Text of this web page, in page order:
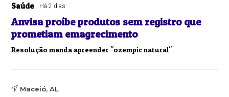
Saúde Há 2 dias
Anvisa proíbe produtos sem registro que
prometiam emagrecimento
Resolução manda apreender "ozempic natural"
Maceió, AL